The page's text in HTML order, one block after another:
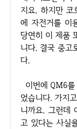
지요. 하지만
에 자전거를 이
당연히 이 제품
니다. 결국 중고
다.
이번에 QM6를 구매하고 자동 펌프를 괜히 팔았나 싶
었습니다. 가지
니까요. 그런데
고 있다는 사실